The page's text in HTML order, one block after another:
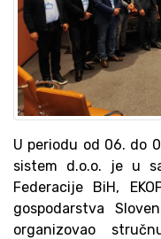
U periodu od 06. do
sistem d.o.o. je u
Federacije BiH,
gospodarstva
organizovao